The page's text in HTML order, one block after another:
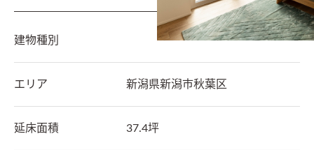
建物種別
エリア 新潟県新潟市秋葉区
延床面積 37.4坪